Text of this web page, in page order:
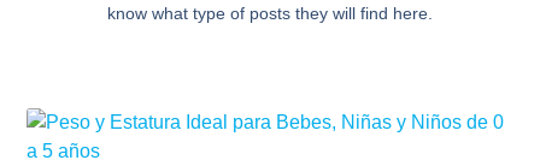
know what type of posts they will find here.